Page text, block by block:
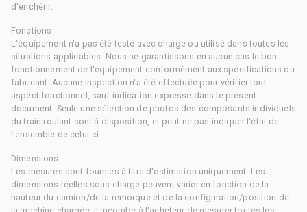
d'enchérir.
Fonctions
L'équipement n'a pas été testé avec charge ou utilisé dans toutes les
situations applicables. Nous ne garantissons en aucun cas le bon
fonctionnement de l'équipement conformément aux spécifications du
fabricant. Aucune inspection n'a été effectuée pour vérifier tout
aspect fonctionnel, sauf indication expresse dans le présent
document. Seule une sélection de photos des composants individuels
du train roulant sont à disposition, et peut ne pas indiquer l'état de
l'ensemble de celui-ci.
Dimensions
Les mesures sont fournies à titre d'estimation uniquement. Les
dimensions réelles sous charge peuvent varier en fonction de la
hauteur du camion/de la remorque et de la configuration/position de